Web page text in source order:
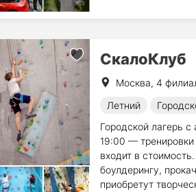
СкалоКлуб
Москва, 4
Летний
Городской лагерь
19:00 — тренировки
входит в
боулдерингу,
приобретут